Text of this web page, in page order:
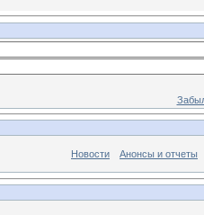
Новости Анонсы и отчеты